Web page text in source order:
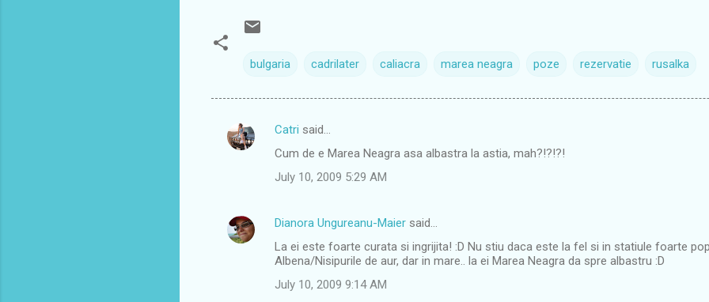
bulgaria cadrilater caliacra marea neagra poze rezervatie rusalka
C
e
Catri said…
Cum de e Marea Neagra asa albastra la astia, mah?!?!?!
July 10, 2009 5:29 AM
Dianora Ungureanu-Maier said…
La ei este foarte curata si ingrijita! :D Nu stiu daca este la fel si in statiule foarte
Albena/Nisipurile de aur, dar in mare.. la ei Marea Neagra da spre albastru :D
July 10, 2009 9:14 AM